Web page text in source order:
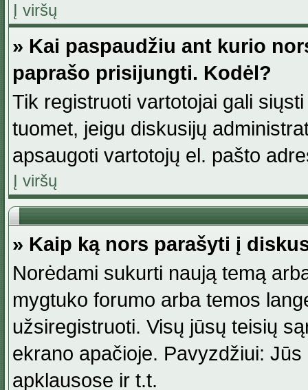
Į viršų
» Kai paspaudžiu ant kurio
paprašo prisijungti. Kodėl?
Tik registruoti vartotojai gali
tuomet, jeigu diskusijų
apsaugoti vartotojų el. pašto
Į viršų
» Kaip ką nors parašyti į
Norėdami sukurti naują temą
mygtuko forumo arba temos
užsiregistruoti. Visų jūsų teisių
ekrano apačioje. Pavyzdžiui:
apklausose ir t.t.